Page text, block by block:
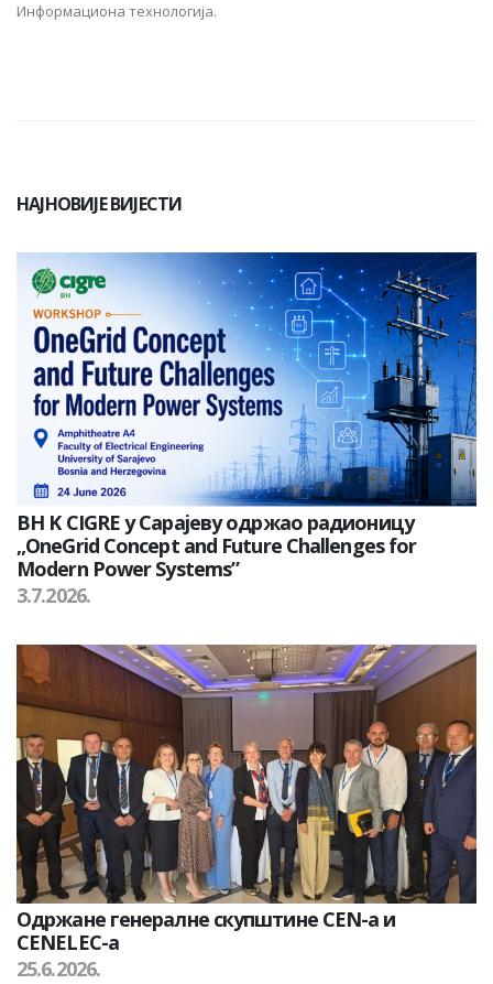
Информациона технологија.
НАЈНОВИЈЕ ВИЈЕСТИ
BH K CIGRE у Сарајеву одржао радионицу
„OneGrid Concept and Future Challenges for
Modern Power Systems”
3.7.2026.
Одржане генералне скупштине CEN-а и
CENELEC-а
25.6.2026.